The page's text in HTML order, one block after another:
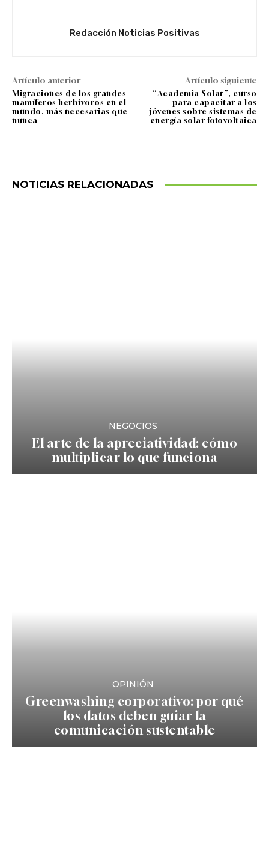
Redacción Noticias Positivas
Artículo anterior
Migraciones de los grandes
mamíferos herbívoros en el
mundo, más necesarias que
nunca
Artículo siguiente
“Academia Solar”, curso
para capacitar a los
jóvenes sobre sistemas de
energía solar fotovoltaica
NOTICIAS RELACIONADAS
NEGOCIOS
El arte de la apreciatividad: cómo
multiplicar lo que funciona
OPINIÓN
Greenwashing corporativo: por qué
los datos deben guiar la
comunicación sustentable